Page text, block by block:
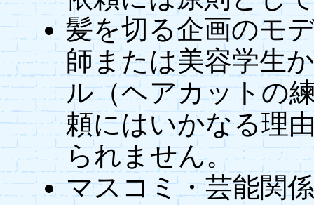
髪を切る企画のモ
師または美容学生
ル（ヘアカットの
頼にはいかなる理
られません。
マスコミ・芸能関